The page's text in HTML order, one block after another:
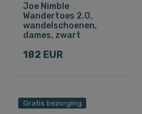
Joe Nimble
Wandertoes 2.0,
wandelschoenen,
dames, zwart
182 EUR
Gratis bezorging